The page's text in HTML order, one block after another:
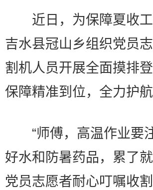
近日，为保障夏收工
吉水县冠山乡组织党员
割机人员开展全面摸排
保障精准到位，全力护航
“师傅，高温作业要
好水和防暑药品，累了
党员志愿者耐心叮嘱收